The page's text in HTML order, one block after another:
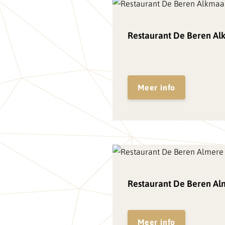
Restaurant De Beren
Meer info
Restaurant De Beren
Meer info